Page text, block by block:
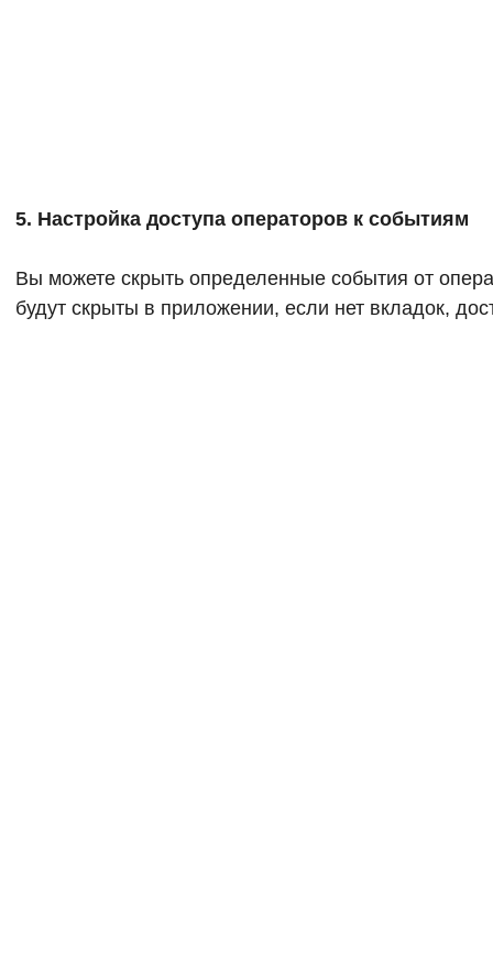
5. Настройка доступа операторов к событиям
Вы можете скрыть определенные события от
будут скрыты в приложении, если нет вкладок,